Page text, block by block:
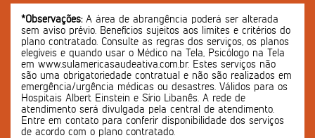
*Observações:A área de abrangência poderá ser alterada
sem aviso prévio. Benefícios sujeitos aos limites e critérios do
plano contratado. Consulte as regras dos serviços, os planos
elegíveis e quando usar o Médico na Tela, Psicólogo na Tela
em www.sulamericasaudeativa.com.br. Estes serviços não
são uma obrigatoriedade contratual e não são realizados em
emergência/urgência médicas ou desastres. Válidos para os
Hospitais Albert Einstein e Sírio Libanês. A rede de
atendimento será divulgada pela central de atendimento.
Entre em contato para conferir disponibilidade dos serviços
de acordo com o plano contratado.